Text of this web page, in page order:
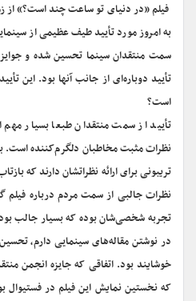
فیلم «در دنیای تو ساعت چند است؟» از
به امروز مورد تأیید طیف عظیمی از
سمت منتقدان سینما تحسین شده و جوایز
تأیید دوباره‌ای از جانب آنها بود. این
است؟
تأیید از سمت منتقدان طبعا بسیار
نظرات مثبت مخاطبان دلگرم‌کننده است.
تریبونی برای ارائه نظراتشان دارند که
نظرات جالبی از سمت مردم درباره فیلم
تجربه شخصی‌شان بوده که بسیار جالب
در نوشتن مقاله‌های سینمایی دارم،
خوشایند بود. اتفاقی که جایزه انجمن
که نخستین نمایش این فیلم در فستیوال